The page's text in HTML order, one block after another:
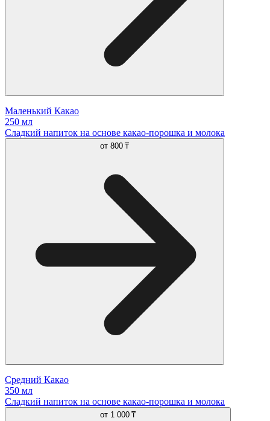
Маленький Какао
250 мл
Сладкий напиток на основе какао-порошка и молока
от 800 ₸
Средний Какао
350 мл
Сладкий напиток на основе какао-порошка и молока
от 1 000 ₸